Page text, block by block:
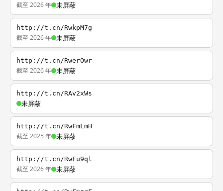
截至 2026 年 未屏蔽
http://t.cn/RwkpM7g
截至 2026 年 未屏蔽
http://t.cn/RwerOwr
截至 2026 年 未屏蔽
http://t.cn/RAv2xWs
未屏蔽
http://t.cn/RwFmLmH
截至 2025 年 未屏蔽
http://t.cn/RwFu9ql
截至 2026 年 未屏蔽